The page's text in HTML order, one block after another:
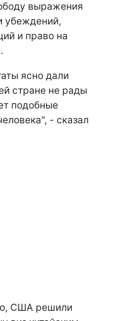
выражения
убеждений,
и право на
ясно дали
стране не рады
подобные
- сказал
США решили